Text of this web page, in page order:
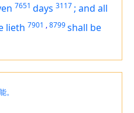
7651 days 3117 ; and all
lieth 7901 ,8799shall be
。